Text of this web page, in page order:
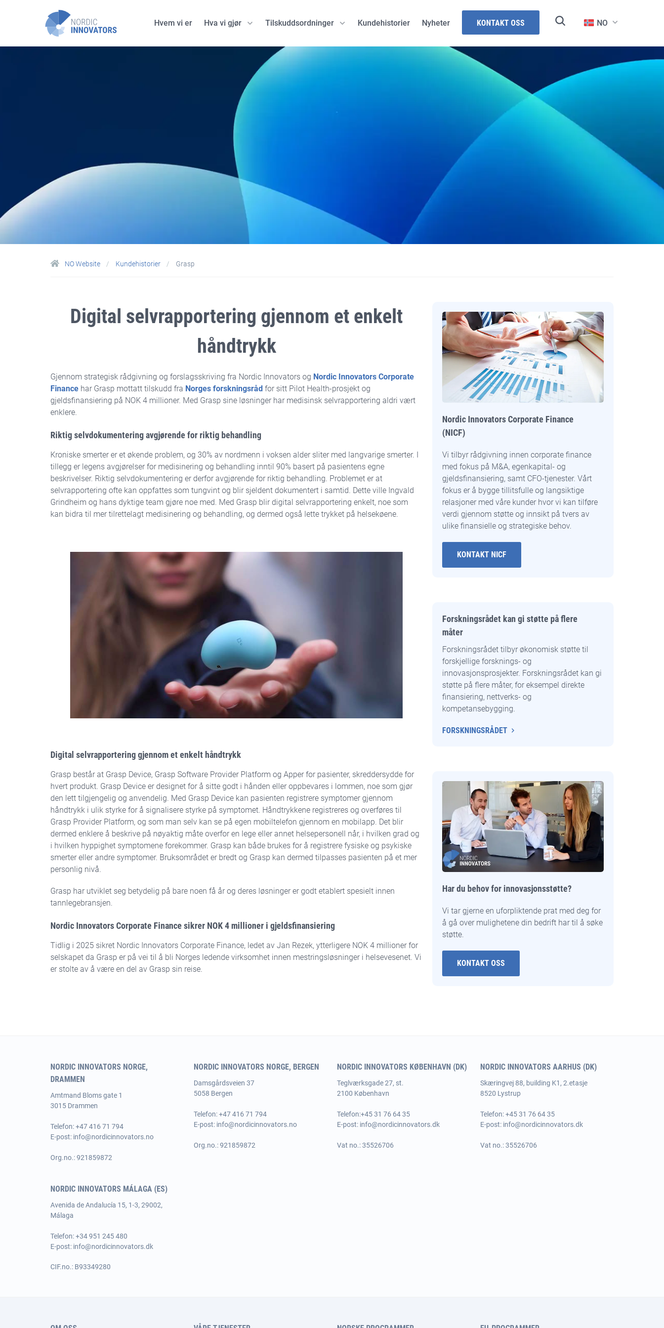
Hvem vi er Hva vi gjør
Norske programmer
EU-programmer
Corporate Finance
Tilskuddsordninger
Green tech EU-programmer
EU Innovation Fund
Kundehistorier Nyheter KONTAKT OSS NO
NO Website Kundehistorier Grasp
Digital selvrapportering gjennom et enkelt
håndtrykk
Gjennom strategisk rådgivning og forslagsskriving fra Nordic Innovators og Nordic Innovators Corporate
Finance har Grasp mottatt tilskudd fra Norges forskningsråd for sitt Pilot Health-prosjekt og
gjeldsfinansiering på NOK 4 millioner. Med Grasp sine løsninger har medisinsk selvrapportering aldri vært
enklere.
Riktig selvdokumentering avgjørende for riktig behandling
Kroniske smerter er et økende problem, og 30% av nordmenn i voksen alder sliter med langvarige smerter. I
tillegg er legens avgjørelser for medisinering og behandling inntil 90% basert på pasientens egne
beskrivelser. Riktig selvdokumentering er derfor avgjørende for riktig behandling. Problemet er at
selvrapportering ofte kan oppfattes som tungvint og blir sjeldent dokumentert i samtid. Dette ville Ingvald
Grindheim og hans dyktige team gjøre noe med. Med Grasp blir digital selvrapportering enkelt, noe som
kan bidra til mer tilrettelagt medisinering og behandling, og dermed også lette trykket på helsekøene.
Digital selvrapportering gjennom et enkelt håndtrykk
Grasp består at Grasp Device, Grasp Software Provider Platform og Apper for pasienter, skreddersydde for
hvert produkt. Grasp Device er designet for å sitte godt i hånden eller oppbevares i lommen, noe som gjør
den lett tilgjengelig og anvendelig. Med Grasp Device kan pasienten registrere symptomer gjennom
håndtrykk i ulik styrke for å signalisere styrke på symptomet. Håndtrykkene registreres og overføres til
Grasp Provider Platform, og som man selv kan se på egen mobiltelefon gjennom en mobilapp. Det blir
dermed enklere å beskrive på nøyaktig måte overfor en lege eller annet helsepersonell når, i hvilken grad og
i hvilken hyppighet symptomene forekommer. Grasp kan både brukes for å registrere fysiske og psykiske
smerter eller andre symptomer. Bruksområdet er bredt og Grasp kan dermed tilpasses pasienten på et mer
personlig nivå.
Grasp har utviklet seg betydelig på bare noen få år og deres løsninger er godt etablert spesielt innen
tannlegebransjen.
Nordic Innovators Corporate Finance sikrer NOK 4 millioner i gjeldsfinansiering
Tidlig i 2025 sikret Nordic Innovators Corporate Finance, ledet av Jan Rezek, ytterligere NOK 4 millioner for
selskapet da Grasp er på vei til å bli Norges ledende virksomhet innen mestringsløsninger i helsevesenet. Vi
er stolte av å være en del av Grasp sin reise.
Nordic Innovators Corporate Finance
(NICF)
Vi tilbyr rådgivning innen corporate finance
med fokus på M&A, egenkapital- og
gjeldsfinansiering, samt CFO-tjenester. Vårt
fokus er å bygge tillitsfulle og langsiktige
relasjoner med våre kunder hvor vi kan tilføre
verdi gjennom støtte og innsikt på tvers av
ulike finansielle og strategiske behov.
KONTAKT NICF
Forskningsrådet kan gi støtte på flere
måter
Forskningsrådet tilbyr økonomisk støtte til
forskjellige forsknings- og
innovasjonsprosjekter. Forskningsrådet kan gi
støtte på flere måter, for eksempel direkte
finansiering, nettverks- og
kompetansebygging.
FORSKNINGSRÅDET
Har du behov for innovasjonsstøtte?
Vi tar gjerne en uforpliktende prat med deg for
å gå over mulighetene din bedrift har til å søke
støtte.
KONTAKT OSS
NORDIC INNOVATORS NORGE,
DRAMMEN
Amtmand Bloms gate 1
3015 Drammen
Telefon: +47 416 71 794
E-post: info@nordicinnovators.no
Org.no.: 921859872
NORDIC INNOVATORS NORGE, BERGEN
Damsgårdsveien 37
5058 Bergen
Telefon: +47 416 71 794
E-post: info@nordicinnovators.no
Org.no.: 921859872
NORDIC INNOVATORS KØBENHAVN (DK)
Teglværksgade 27, st.
2100 København
Telefon:+45 31 76 64 35
E-post: info@nordicinnovators.dk
Vat no.: 35526706
NORDIC INNOVATORS AARHUS (DK)
Skæringvej 88, building K1, 2.etasje
8520 Lystrup
Telefon:+45 31 76 64 35
E-post: info@nordicinnovators.dk
Vat no.: 35526706
NORDIC INNOVATORS MÁLAGA (ES)
Avenida de Andalucía 15, 1-3, 29002,
Málaga
Telefon: +34 951 245 480
E-post: info@nordicinnovators.dk
CIF.no.: B93349280